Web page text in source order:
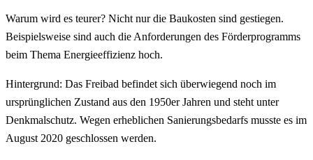
Warum wird es teurer? Nicht nur die Baukosten sind gestiegen.
Beispielsweise sind auch die Anforderungen des Förderprogramms
beim Thema Energieeffizienz hoch.
Hintergrund: Das Freibad befindet sich überwiegend noch im
ursprünglichen Zustand aus den 1950er Jahren und steht unter
Denkmalschutz. Wegen erheblichen Sanierungsbedarfs musste es im
August 2020 geschlossen werden.